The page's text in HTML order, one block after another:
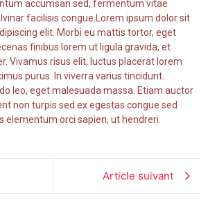
accumsan sed, fermentum vitae
facilisis congue.Lorem ipsum dolor sit
elit. Morbi eu mattis tortor, eget
finibus lorem ut ligula gravida, et
Vivamus risus elit, luctus placerat lorem
purus. In viverra varius tincidunt.
leo, eget malesuada massa. Etiam auctor
non turpis sed ex egestas congue sed
elementum orci sapien, ut hendreri.
Article suivant